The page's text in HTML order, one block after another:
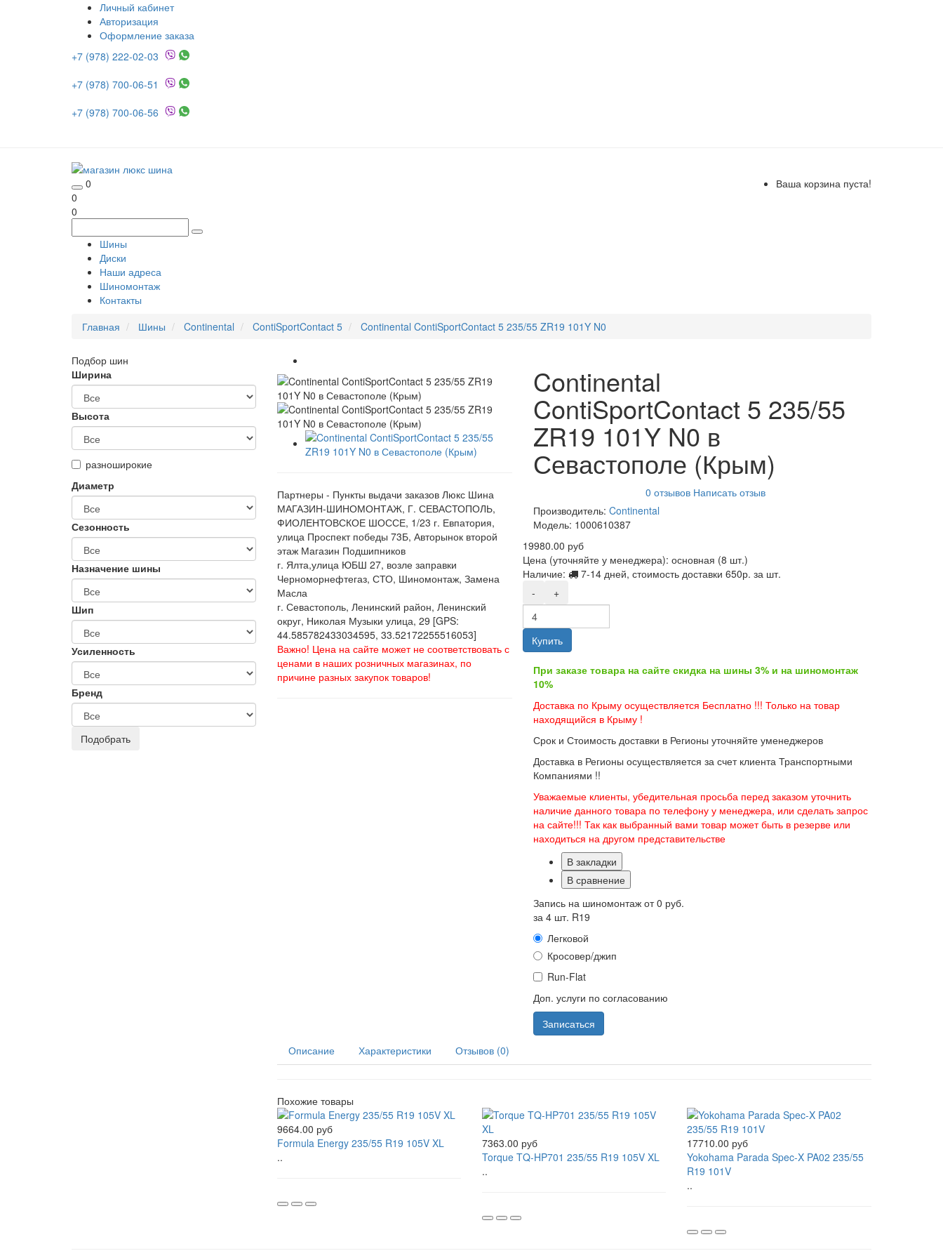
Личный кабинет
Авторизация
Оформление заказа
+7 (978) 222-02-03
+7 (978) 700-06-51
+7 (978) 700-06-56
0
Ваша корзина пуста!
0
0
Шины
Диски
Наши адреса
Шиномонтаж
Контакты
Главная
Шины Continental ContiSportContact 5 Continental ContiSportContact 5 235/55 ZR19 101Y N0
Подбор шин
Ширина
Высота
разноширокие
Диаметр
Сезонность
Назначение шины
Шип
Усиленность
Бренд
Партнеры - Пункты выдачи заказов Люкс Шина
МАГАЗИН-ШИНОМОНТАЖ, Г. СЕВАСТОПОЛЬ,
ФИОЛЕНТОВСКОЕ ШОССЕ, 1/23 г. Евпатория,
улица Проспект победы 73Б, Авторынок второй
этаж Магазин Подшипников
г. Ялта,улица ЮБШ 27, возле заправки
Черноморнефтегаз, СТО, Шиномонтаж, Замена
Масла
г. Севастополь, Ленинский район, Ленинский
округ, Николая Музыки улица, 29 [GPS:
44.585782433034595, 33.52172255516053]
Важно! Цена на сайте может не соответствовать с
ценами в наших розничных магазинах, по
причине разных закупок товаров!
Continental
ContiSportContact 5 235/55
ZR19 101Y N0 в
Севастополе (Крым)
0 отзывов Написать отзыв
Производитель: Continental
Модель: 1000610387
19980.00 руб
Цена (уточняйте у менеджера): основная (8 шт.)
Наличие:
7-14 дней, стоимость доставки 650р. за шт.
-
+
Купить
При заказе товара на сайте скидка на шины 3% и на шиномонтаж
10%
Доставка по Крыму осуществляется Бесплатно !!! Только на товар
находящийся в Крыму !
Срок и Стоимость доставки в Регионы уточняйте уменеджеров
Доставка в Регионы осуществляется за счет клиента Транспортными
Компаниями !!
Уважаемые клиенты, убедительная просьба перед заказом уточнить
наличие данного товара по телефону у менеджера, или сделать запрос
на сайте!!! Так как выбранный вами товар может быть в резерве или
находиться на другом представительстве
В закладки
В сравнение
Запись на шиномонтаж от0 руб.
за 4 шт. R19
Легковой
Кросовер/джип
Run-Flat
Доп. услуги по согласованию
Записаться
Описание
Характеристики Отзывов (0)
Похожие товары
9664.00 руб
Formula Energy 235/55 R19 105V XL
..
7363.00 руб
Torque TQ-HP701 235/55 R19 105V XL
..
17710.00 руб
Yokohama Parada Spec-X PA02 235/55
R19 101V
..